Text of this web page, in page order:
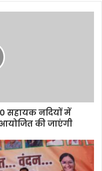
सहायक नदियों में
की जाएंगी